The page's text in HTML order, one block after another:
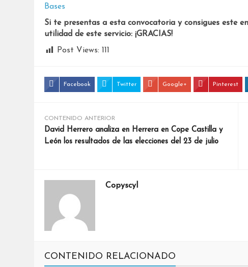
Bases
Si te presentas a esta convocatoria y consigues este
utilidad de este servicio: ¡GRACIAS!
Post Views: 111
Facebook Twitter Google+ Pinterest
CONTENIDO ANTERIOR
David Herrero analiza en Herrera en Cope Castilla y
León los resultados de las elecciones del 23 de julio
Copyscyl
CONTENIDO RELACIONADO